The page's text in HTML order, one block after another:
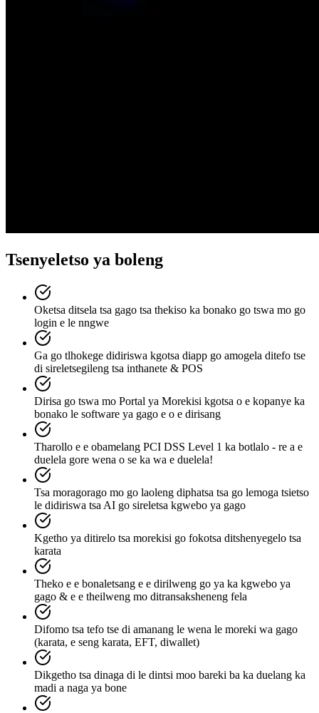
Tsenyeletso ya boleng
Oketsa ditsela tsa gago tsa thekiso ka bonako go tswa mo go
login e le nngwe
Ga go tlhokege didiriswa kgotsa diapp go amogela ditefo tse
di sireletsegileng tsa inthanete & POS
Dirisa go tswa mo Portal ya Morekisi kgotsa o e kopanye ka
bonako le software ya gago e o e dirisang
Tharollo e e obamelang PCI DSS Level 1 ka botlalo - re a e
duelela gore wena o se ka wa e duelela!
Tsa moragorago mo go laoleng diphatsa tsa go lemoga tsietso
le didiriswa tsa AI go sireletsa kgwebo ya gago
Kgetho ya ditirelo tsa morekisi go fokotsa ditshenyegelo tsa
karata
Theko e e bonaletsang e e dirilweng go ya ka kgwebo ya
gago & e e theilweng mo ditransaksheneng fela
Difomo tsa tefo tse di amanang le wena le moreki wa gago
(karata, e seng karata, EFT, diwallet)
Dikgetho tsa dinaga di le dintsi moo bareki ba ka duelang ka
madi a naga ya bone